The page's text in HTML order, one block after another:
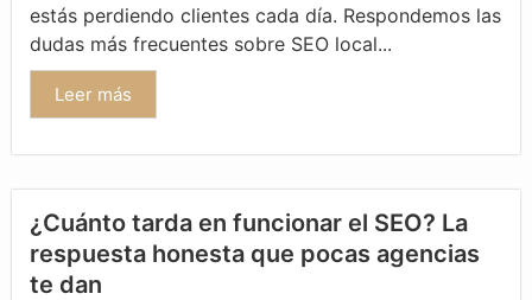
estás perdiendo clientes cada día. Respondemos las
dudas más frecuentes sobre SEO local...
Leer más
¿Cuánto tarda en funcionar el SEO? La
respuesta honesta que pocas agencias
te dan